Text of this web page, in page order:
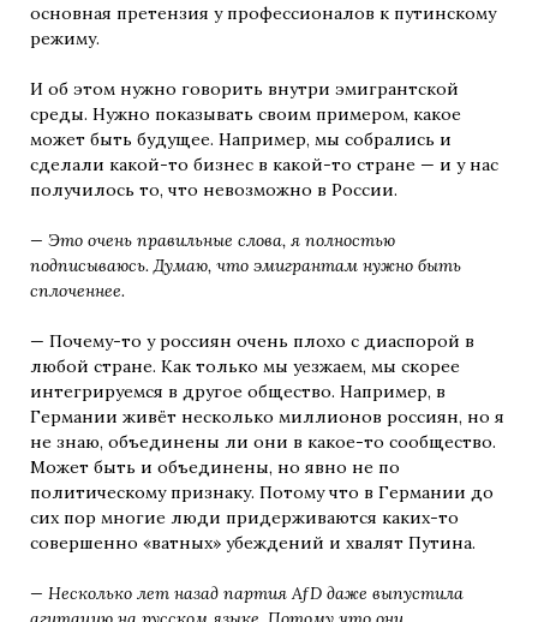
основная претензия у профессионалов к путинскому
режиму.
И об этом нужно говорить внутри эмигрантской
среды. Нужно показывать своим примером, какое
может быть будущее. Например, мы собрались и
сделали какой-то бизнес в какой-то стране — и у нас
получилось то, что невозможно в России.
— Это очень правильные слова, я полностью
подписываюсь. Думаю, что эмигрантам нужно быть
сплоченнее.
— Почему-то у россиян очень плохо с диаспорой в
любой стране. Как только мы уезжаем, мы скорее
интегрируемся в другое общество. Например, в
Германии живёт несколько миллионов россиян, но я
не знаю, объединены ли они в какое-то сообщество.
Может быть и объединены, но явно не по
политическому признаку. Потому что в Германии до
сих пор многие люди придерживаются каких-то
совершенно «ватных» убеждений и хвалят Путина.
— Несколько лет назад партия AfD даже выпустила